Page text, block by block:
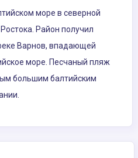
море в северной
Район получил
Варнов, впадающей
море. Песчаный пляж
большим балтийским